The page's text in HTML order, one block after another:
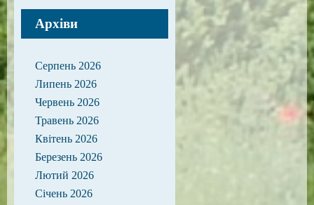
Архіви
Серпень 2026
Липень 2026
Червень 2026
Травень 2026
Квітень 2026
Березень 2026
Лютий 2026
Січень 2026